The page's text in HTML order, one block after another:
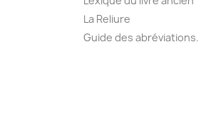
La Reliure
Guide des abréviations.